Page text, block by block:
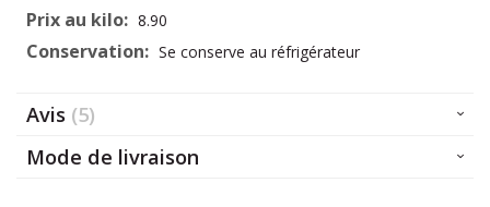
8.90
Se conserve au réfrigérateur
Avis 5
Mode de livraison